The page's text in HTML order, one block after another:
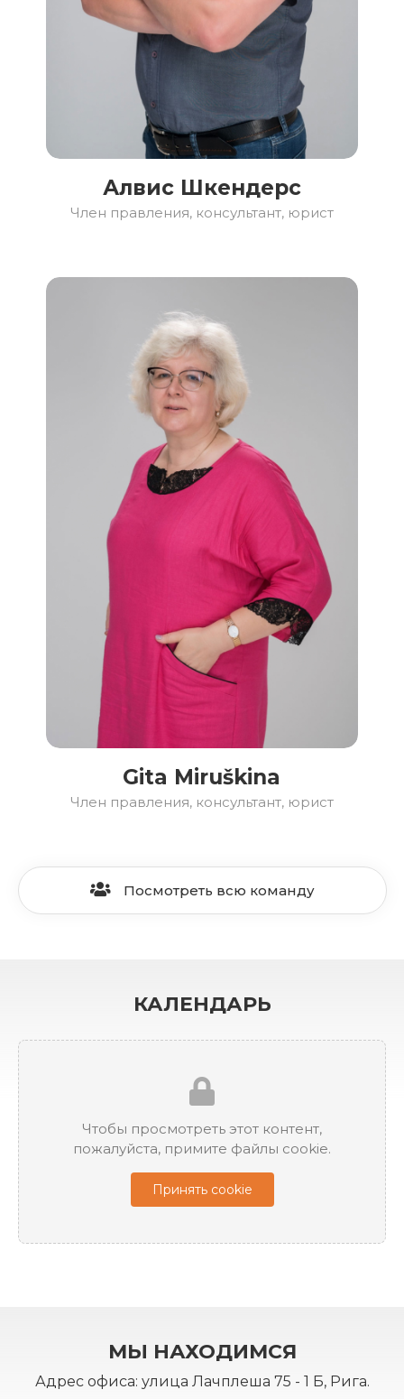
Алвис Шкендерс
Член правления, консультант, юрист
Gita Miruškina
Член правления, консультант, юрист
Посмотреть всю команду
КАЛЕНДАРЬ
Чтобы просмотреть этот контент,
пожалуйста, примите файлы cookie.
Принять cookie
МЫ НАХОДИМСЯ
Адрес офиса: улица Лачплеша 75 - 1 Б, Рига.